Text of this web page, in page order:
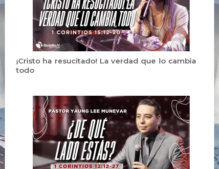
¡Cristo ha resucitado! La verdad que lo cambia
todo